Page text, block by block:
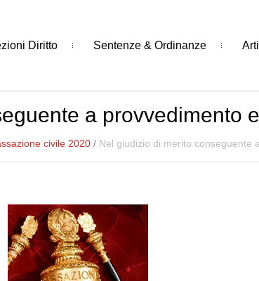
Diritto Sentenze & Ordinanze
a provvedimento
civile 2020 / Nel giudizio di merito conseguente